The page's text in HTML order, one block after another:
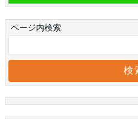
ページ内検索